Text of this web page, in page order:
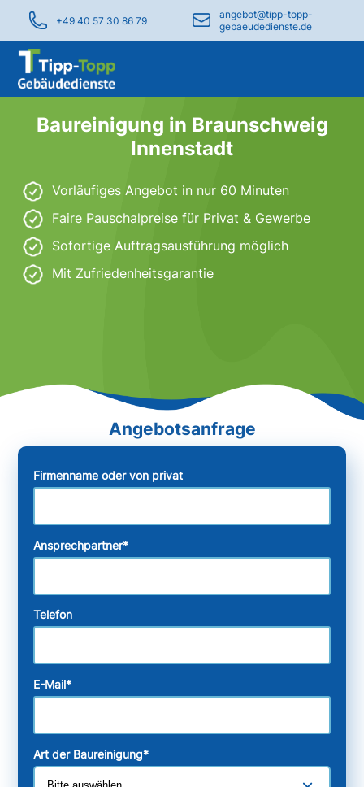
+49 40 57 30 86 79
angebot@tipp-topp-
gebaeudedienste.de
Baureinigung in Braunschweig
Innenstadt
Vorläufiges Angebot in nur 60 Minuten
Faire Pauschalpreise für Privat & Gewerbe
Sofortige Auftragsausführung möglich
Mit Zufriedenheitsgarantie
Firmenname oder von privat
Ansprechpartner*
Telefon
E-Mail*
Art der Baureinigung*